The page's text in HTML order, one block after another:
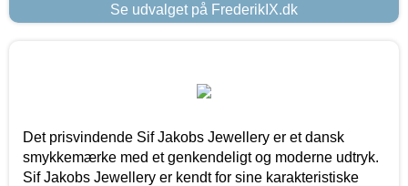
Se udvalget på FrederikIX.dk
Det prisvindende Sif Jakobs Jewellery er et dansk
smykkemærke med et genkendeligt og moderne udtryk.
Sif Jakobs Jewellery er kendt for sine karakteristiske